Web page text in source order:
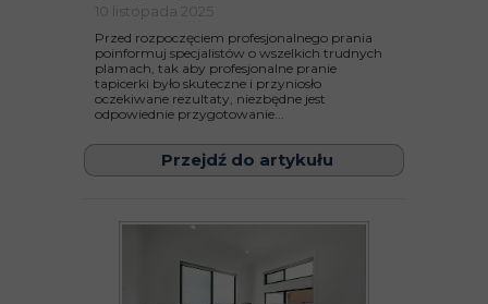
10 listopada 2025
Przed rozpoczęciem profesjonalnego prania
poinformuj specjalistów o wszelkich trudnych
plamach, tak aby profesjonalne pranie
tapicerki było skuteczne i przyniosło
oczekiwane rezultaty, niezbędne jest
odpowiednie przygotowanie...
Przejdź do artykułu